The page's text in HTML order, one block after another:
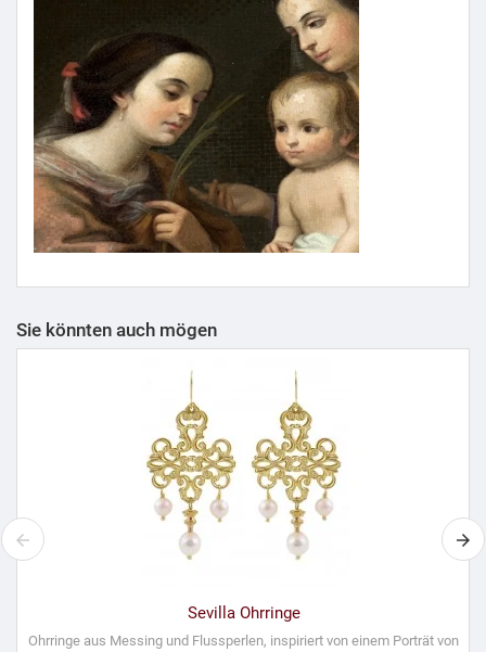
Sie könnten auch mögen
Sevilla Ohrringe
Ohrringe aus Messing und Flussperlen, inspiriert von einem Porträt von